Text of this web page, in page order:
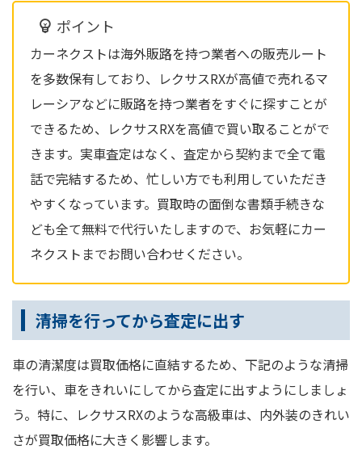
ポイント
カーネクストは海外販路を持つ業者への販売ルート
を多数保有しており、レクサスRXが高値で売れるマ
レーシアなどに販路を持つ業者をすぐに探すことが
できるため、レクサスRXを高値で買い取ることがで
きます。実車査定はなく、査定から契約まで全て電
話で完結するため、忙しい方でも利用していただき
やすくなっています。買取時の面倒な書類手続きな
ども全て無料で代行いたしますので、お気軽にカー
ネクストまでお問い合わせください。
清掃を行ってから査定に出す
車の清潔度は買取価格に直結するため、下記のような清掃
を行い、車をきれいにしてから査定に出すようにしましょ
う。特に、レクサスRXのような高級車は、内外装のきれい
さが買取価格に大きく影響します。